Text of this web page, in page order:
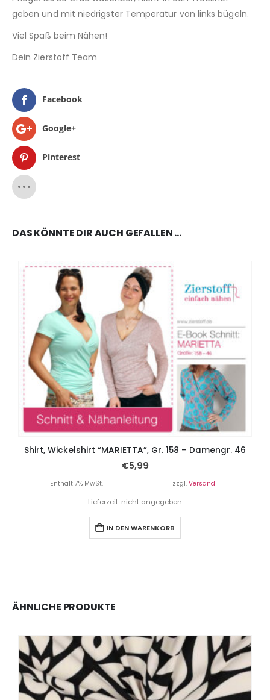
geben und mit niedrigster Temperatur von links bügeln.
Viel Spaß beim Nähen!
Dein Zierstoff Team
Facebook
Google+
Pinterest
DAS KÖNNTE DIR AUCH GEFALLEN …
Shirt, Wickelshirt “MARIETTA”, Gr. 158 – Damengr. 46
€5,99
Enthält 7% MwSt. zzgl. Versand
Lieferzeit: nicht angegeben
IN DEN WARENKORB
ÄHNLICHE PRODUKTE